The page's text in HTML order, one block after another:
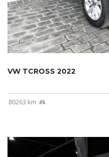
VW TCROSS 2022
80263 km